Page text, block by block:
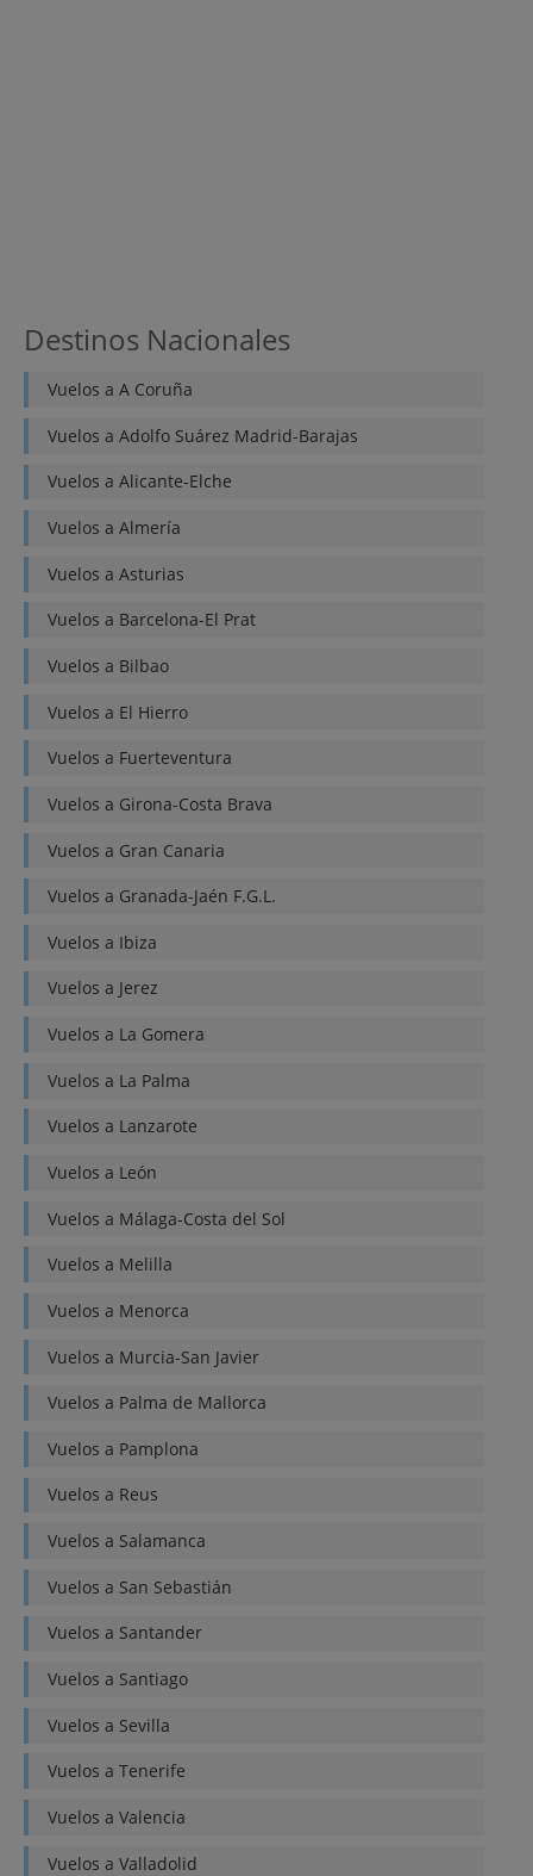
Destinos Nacionales
Vuelos a A Coruña
Vuelos a Adolfo Suárez Madrid-Barajas
Vuelos a Alicante-Elche
Vuelos a Almería
Vuelos a Asturias
Vuelos a Barcelona-El Prat
Vuelos a Bilbao
Vuelos a El Hierro
Vuelos a Fuerteventura
Vuelos a Girona-Costa Brava
Vuelos a Gran Canaria
Vuelos a Granada-Jaén F.G.L.
Vuelos a Ibiza
Vuelos a Jerez
Vuelos a La Gomera
Vuelos a La Palma
Vuelos a Lanzarote
Vuelos a León
Vuelos a Málaga-Costa del Sol
Vuelos a Melilla
Vuelos a Menorca
Vuelos a Murcia-San Javier
Vuelos a Palma de Mallorca
Vuelos a Pamplona
Vuelos a Reus
Vuelos a Salamanca
Vuelos a San Sebastián
Vuelos a Santander
Vuelos a Santiago
Vuelos a Sevilla
Vuelos a Tenerife
Vuelos a Valencia
Vuelos a Valladolid